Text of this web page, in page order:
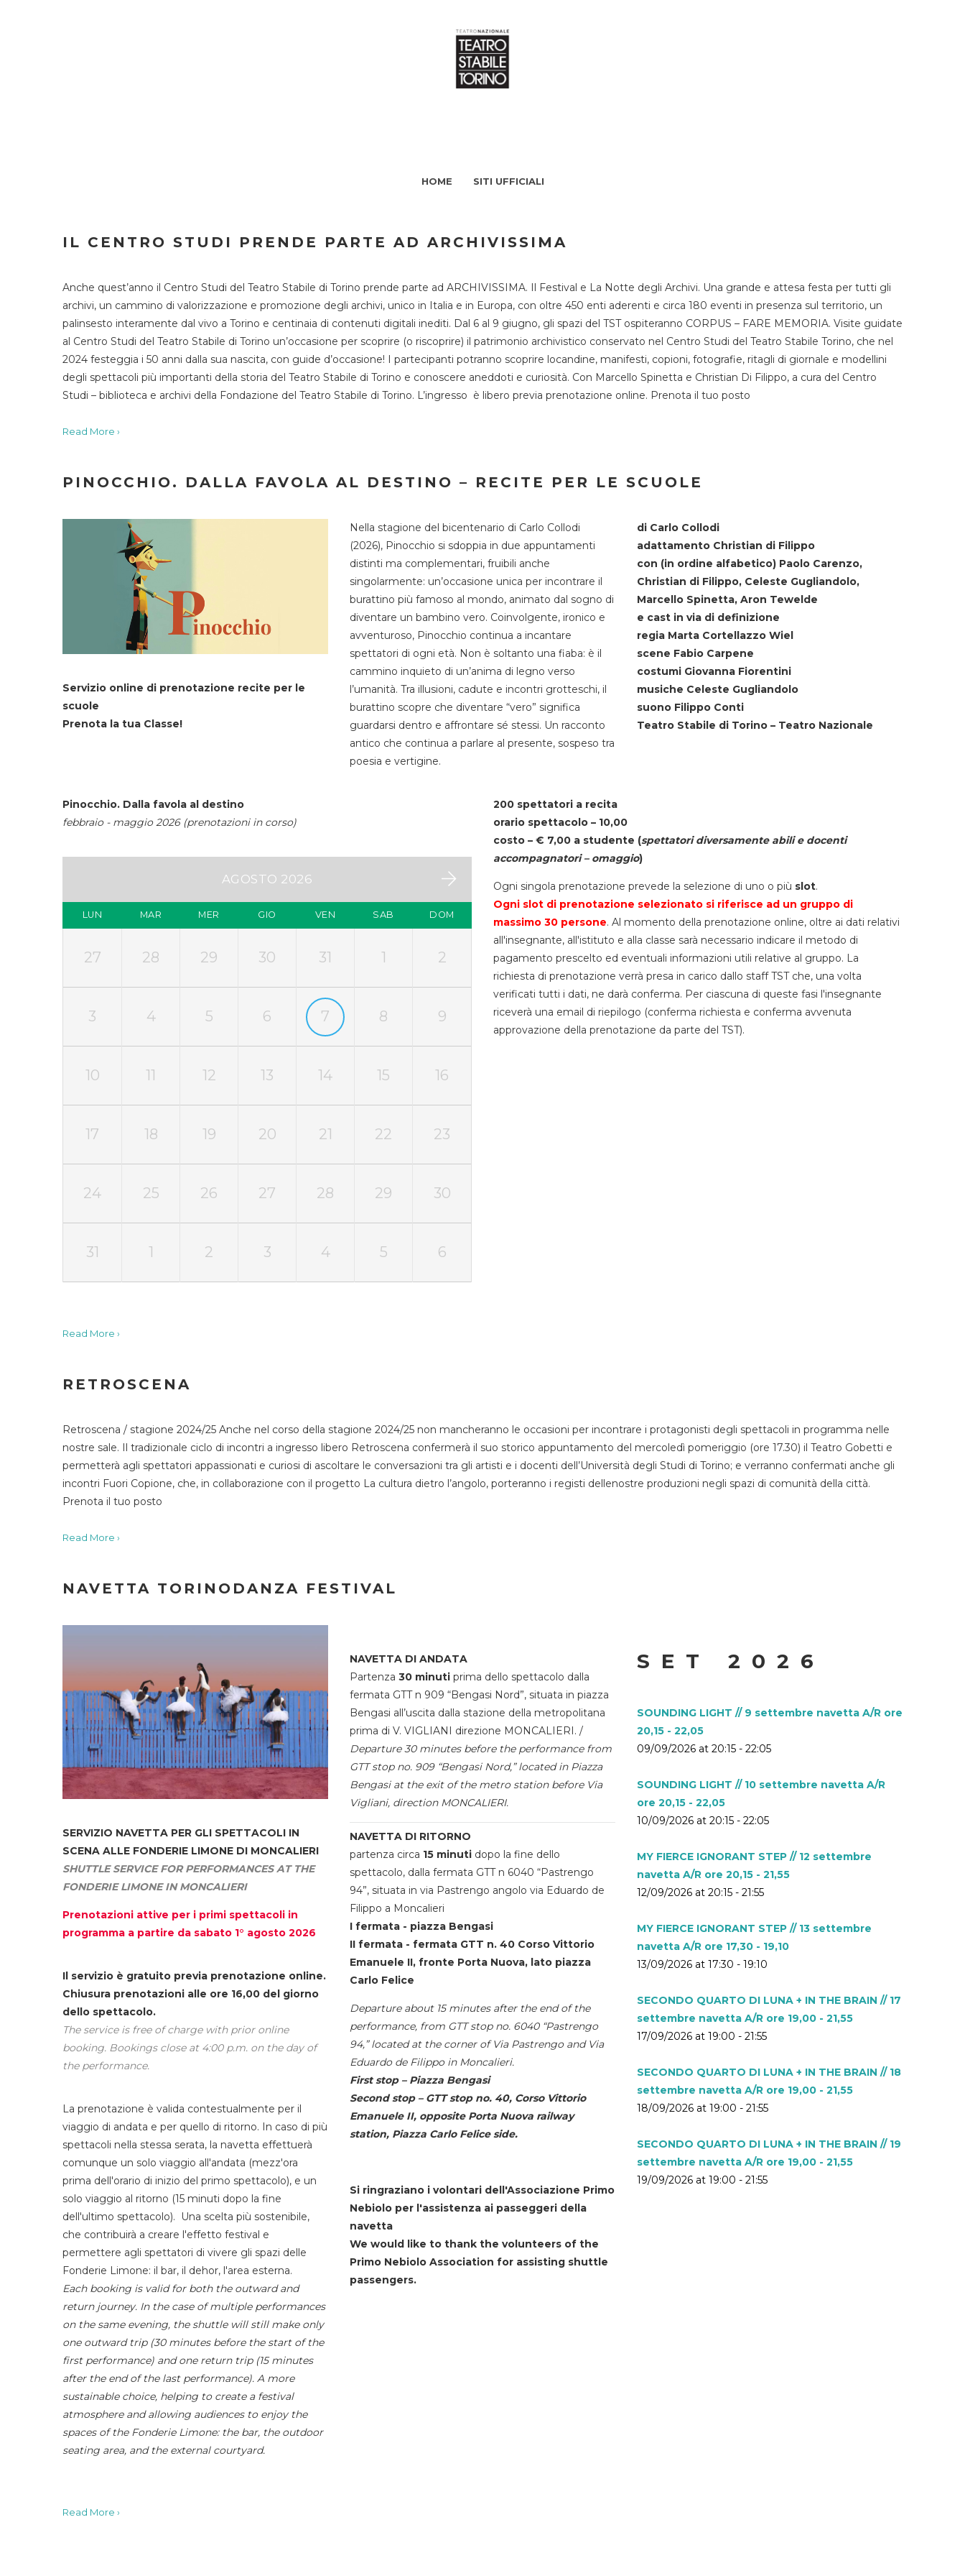
HOME SITI UFFICIALI
IL CENTRO STUDI PRENDE PARTE AD ARCHIVISSIMA
Anche quest’anno il Centro Studi del Teatro Stabile di Torino prende parte ad ARCHIVISSIMA. Il Festival e La Notte degli Archivi. Una grande e attesa festa per tutti gli
archivi, un cammino di valorizzazione e promozione degli archivi, unico in Italia e in Europa, con oltre 450 enti aderenti e circa 180 eventi in presenza sul territorio, un
palinsesto interamente dal vivo a Torino e centinaia di contenuti digitali inediti. Dal 6 al 9 giugno, gli spazi del TST ospiteranno CORPUS – FARE MEMORIA. Visite guidate
al Centro Studi del Teatro Stabile di Torino un’occasione per scoprire (o riscoprire) il patrimonio archivistico conservato nel Centro Studi del Teatro Stabile Torino, che nel
2024 festeggia i 50 anni dalla sua nascita, con guide d’occasione! I partecipanti potranno scoprire locandine, manifesti, copioni, fotografie, ritagli di giornale e modellini
degli spettacoli più importanti della storia del Teatro Stabile di Torino e conoscere aneddoti e curiosità. Con Marcello Spinetta e Christian Di Filippo, a cura del Centro
Studi – biblioteca e archivi della Fondazione del Teatro Stabile di Torino. L’ingresso è libero previa prenotazione online. Prenota il tuo posto
Read More ›
PINOCCHIO. DALLA FAVOLA AL DESTINO – RECITE PER LE SCUOLE
Servizio online di prenotazione recite per le
scuole
Prenota la tua Classe!
Nella stagione del bicentenario di Carlo Collodi
(2026), Pinocchio si sdoppia in due appuntamenti
distinti ma complementari, fruibili anche
singolarmente: un’occasione unica per incontrare il
burattino più famoso al mondo, animato dal sogno di
diventare un bambino vero. Coinvolgente, ironico e
avventuroso, Pinocchio continua a incantare
spettatori di ogni età. Non è soltanto una fiaba: è il
cammino inquieto di un’anima di legno verso
l’umanità. Tra illusioni, cadute e incontri grotteschi, il
burattino scopre che diventare “vero” significa
guardarsi dentro e affrontare sé stessi. Un racconto
antico che continua a parlare al presente, sospeso tra
poesia e vertigine.
di Carlo Collodi
adattamento Christian di Filippo
con (in ordine alfabetico) Paolo Carenzo,
Christian di Filippo, Celeste Gugliandolo,
Marcello Spinetta, Aron Tewelde
e cast in via di definizione
regia Marta Cortellazzo Wiel
scene Fabio Carpene
costumi Giovanna Fiorentini
musiche Celeste Gugliandolo
suono Filippo Conti
Teatro Stabile di Torino – Teatro Nazionale
Pinocchio. Dalla favola al destino
febbraio - maggio 2026 (prenotazioni in corso)
AGOSTO 2026
LUN MAR MER GIO VEN SAB DOM
27 28 29 30 31 1 2
3 4 5 6 7 8 9
10 11 12 13 14 15 16
17 18 19 20 21 22 23
24 25 26 27 28 29 30
31 1 2 3 4 5 6
200 spettatori a recita
orario spettacolo – 10,00
costo – € 7,00 a studente (spettatori diversamente abili e docenti
accompagnatori – omaggio)
Ogni singola prenotazione prevede la selezione di uno o più slot.
Ogni slot di prenotazione selezionato si riferisce ad un gruppo di
massimo 30 persone. Al momento della prenotazione online, oltre ai dati relativi
all'insegnante, all'istituto e alla classe sarà necessario indicare il metodo di
pagamento prescelto ed eventuali informazioni utili relative al gruppo. La
richiesta di prenotazione verrà presa in carico dallo staff TST che, una volta
verificati tutti i dati, ne darà conferma. Per ciascuna di queste fasi l'insegnante
riceverà una email di riepilogo (conferma richiesta e conferma avvenuta
approvazione della prenotazione da parte del TST).
Read More ›
RETROSCENA
Retroscena / stagione 2024/25 Anche nel corso della stagione 2024/25 non mancheranno le occasioni per incontrare i protagonisti degli spettacoli in programma nelle
nostre sale. Il tradizionale ciclo di incontri a ingresso libero Retroscena confermerà il suo storico appuntamento del mercoledì pomeriggio (ore 17.30) il Teatro Gobetti e
permetterà agli spettatori appassionati e curiosi di ascoltare le conversazioni tra gli artisti e i docenti dell’Università degli Studi di Torino; e verranno confermati anche gli
incontri Fuori Copione, che, in collaborazione con il progetto La cultura dietro l’angolo, porteranno i registi dellenostre produzioni negli spazi di comunità della città.
Prenota il tuo posto
Read More ›
NAVETTA TORINODANZA FESTIVAL
SERVIZIO NAVETTA PER GLI SPETTACOLI IN
SCENA ALLE FONDERIE LIMONE DI MONCALIERI
SHUTTLE SERVICE FOR PERFORMANCES AT THE
FONDERIE LIMONE IN MONCALIERI
Prenotazioni attive per i primi spettacoli in
programma a partire da sabato 1° agosto 2026
Il servizio è gratuito previa prenotazione online.
Chiusura prenotazioni alle ore 16,00 del giorno
dello spettacolo.
The service is free of charge with prior online
booking. Bookings close at 4:00 p.m. on the day of
the performance.
La prenotazione è valida contestualmente per il
viaggio di andata e per quello di ritorno. In caso di più
spettacoli nella stessa serata, la navetta effettuerà
comunque un solo viaggio all'andata (mezz'ora
prima dell'orario di inizio del primo spettacolo), e un
solo viaggio al ritorno (15 minuti dopo la fine
dell'ultimo spettacolo). Una scelta più sostenibile,
che contribuirà a creare l'effetto festival e
permettere agli spettatori di vivere gli spazi delle
Fonderie Limone: il bar, il dehor, l'area esterna.
Each booking is valid for both the outward and
return journey. In the case of multiple performances
on the same evening, the shuttle will still make only
one outward trip (30 minutes before the start of the
first performance) and one return trip (15 minutes
after the end of the last performance). A more
sustainable choice, helping to create a festival
atmosphere and allowing audiences to enjoy the
spaces of the Fonderie Limone: the bar, the outdoor
seating area, and the external courtyard.
NAVETTA DI ANDATA
Partenza 30 minuti prima dello spettacolo dalla
fermata GTT n 909 “Bengasi Nord”, situata in piazza
Bengasi all’uscita dalla stazione della metropolitana
prima di V. VIGLIANI direzione MONCALIERI. /
Departure 30 minutes before the performance from
GTT stop no. 909 “Bengasi Nord,” located in Piazza
Bengasi at the exit of the metro station before Via
Vigliani, direction MONCALIERI.
NAVETTA DI RITORNO
partenza circa 15 minuti dopo la fine dello
spettacolo, dalla fermata GTT n 6040 “Pastrengo
94”, situata in via Pastrengo angolo via Eduardo de
Filippo a Moncalieri
I fermata - piazza Bengasi
II fermata - fermata GTT n. 40 Corso Vittorio
Emanuele II, fronte Porta Nuova, lato piazza
Carlo Felice
Departure about 15 minutes after the end of the
performance, from GTT stop no. 6040 “Pastrengo
94,” located at the corner of Via Pastrengo and Via
Eduardo de Filippo in Moncalieri.
First stop – Piazza Bengasi
Second stop – GTT stop no. 40, Corso Vittorio
Emanuele II, opposite Porta Nuova railway
station, Piazza Carlo Felice side.
Si ringraziano i volontari dell'Associazione Primo
Nebiolo per l'assistenza ai passeggeri della
navetta
We would like to thank the volunteers of the
Primo Nebiolo Association for assisting shuttle
passengers.
SET 2026
SOUNDING LIGHT // 9 settembre navetta A/R ore
20,15 - 22,05
09/09/2026 at 20:15 - 22:05
SOUNDING LIGHT // 10 settembre navetta A/R
ore 20,15 - 22,05
10/09/2026 at 20:15 - 22:05
MY FIERCE IGNORANT STEP // 12 settembre
navetta A/R ore 20,15 - 21,55
12/09/2026 at 20:15 - 21:55
MY FIERCE IGNORANT STEP // 13 settembre
navetta A/R ore 17,30 - 19,10
13/09/2026 at 17:30 - 19:10
SECONDO QUARTO DI LUNA + IN THE BRAIN // 17
settembre navetta A/R ore 19,00 - 21,55
17/09/2026 at 19:00 - 21:55
SECONDO QUARTO DI LUNA + IN THE BRAIN // 18
settembre navetta A/R ore 19,00 - 21,55
18/09/2026 at 19:00 - 21:55
SECONDO QUARTO DI LUNA + IN THE BRAIN // 19
settembre navetta A/R ore 19,00 - 21,55
19/09/2026 at 19:00 - 21:55
Read More ›